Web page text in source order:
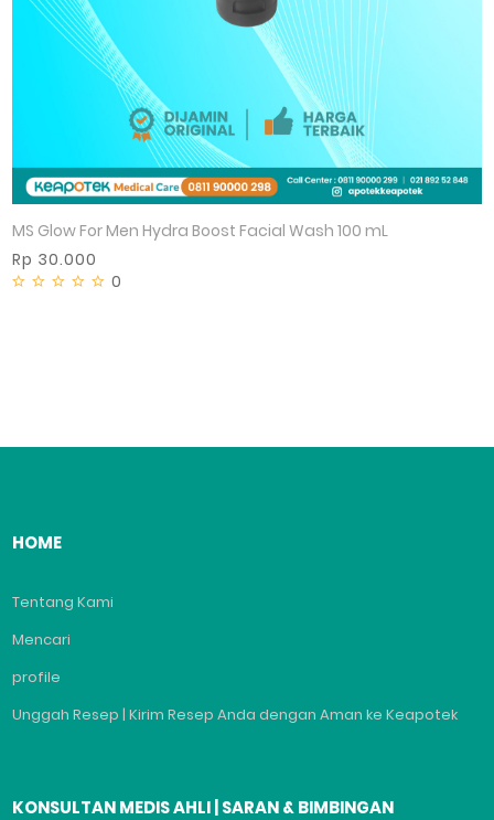
MS Glow For Men Hydra Boost Facial Wash 100 mL
Rp 30.000
0
HOME
Tentang Kami
Mencari
profile
Unggah Resep | Kirim Resep Anda dengan Aman ke Keapotek
KONSULTAN MEDIS AHLI | SARAN & BIMBINGAN